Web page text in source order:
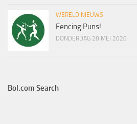
WERELD NIEUWS
Fencing Puns!
DONDERDAG 28 MEI 2020
Bol.com Search